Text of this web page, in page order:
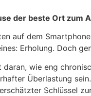
der beste Ort zum
auf dem
Erholung. Doch
wie eng
Überlastung
Schlüssel